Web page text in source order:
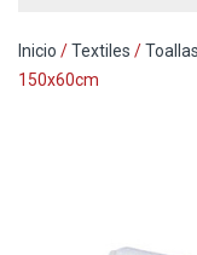
Inicio /Textiles /Toallas
150x60cm